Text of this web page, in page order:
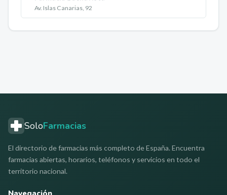
Av. Islas Canarias, 92
SoloFarmacias
El directorio de farmacias más completo de España. Encuentra
farmacias abiertas, horarios, teléfonos y servicios en todo el
territorio nacional.